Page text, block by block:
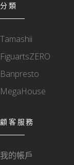
分類
Tamashii
FiguartsZERO
Banpresto
MegaHouse
顧客服務
我的帳戶